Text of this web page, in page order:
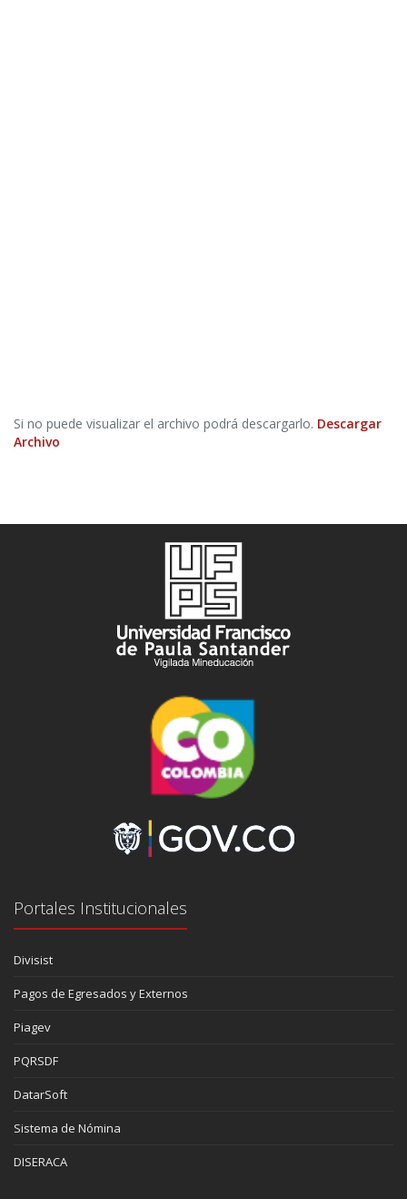
Si no puede visualizar el archivo podrá descargarlo. Descargar
Archivo
Portales Institucionales
Divisist
Pagos de Egresados y Externos
Piagev
PQRSDF
DatarSoft
Sistema de Nómina
DISERACA